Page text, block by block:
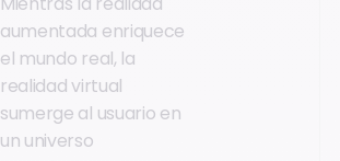
aumentada enriquece
el mundo real, la
realidad virtual
sumerge al usuario en
un universo